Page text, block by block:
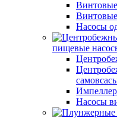
Насосы
пищевые
Насосы